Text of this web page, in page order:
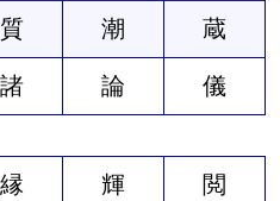
質 潮 蔵
諸 論 儀
縁 輝 閲